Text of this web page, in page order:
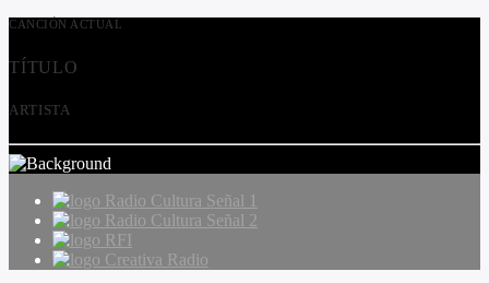
CANCIÓN ACTUAL
TÍTULO
ARTISTA
Radio Cultura Señal 1
Radio Cultura Señal 2
RFI
Creativa Radio